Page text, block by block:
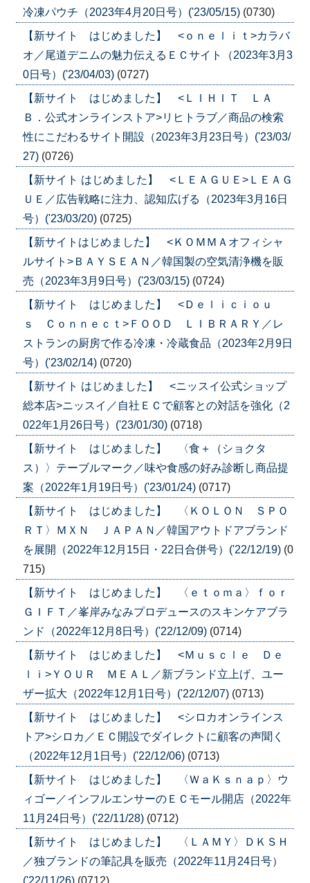
冷凍パウチ（2023年4月20日号）('23/05/15) (0730)
【新サイト はじめました】 <ｏｎｅｌｉｔ>カラバ
オ／尾道デニムの魅力伝えるＥＣサイト（2023年3月3
0日号）('23/04/03) (0727)
【新サイト はじめました】 <ＬＩＨＩＴ ＬＡ
Ｂ．公式オンラインストア>リヒトラブ／商品の検索
性にこだわるサイト開設（2023年3月23日号）('23/03/
27) (0726)
【新サイト はじめました】 <ＬＥＡＧＵＥ>ＬＥＡＧ
ＵＥ／広告戦略に注力、認知広げる（2023年3月16日
号）('23/03/20) (0725)
【新サイトはじめました】 <ＫＯＭＭＡオフィシャ
ルサイト>ＢＡＹＳＥＡＮ／韓国製の空気清浄機を販
売（2023年3月9日号）('23/03/15) (0724)
【新サイト はじめました】 <Ｄｅｌｉｃｉｏｕ
ｓ Ｃｏｎｎｅｃｔ>ＦＯＯＤ ＬＩＢＲＡＲＹ／レ
ストランの厨房で作る冷凍・冷蔵食品（2023年2月9日
号）('23/02/14) (0720)
【新サイト はじめました】 <ニッスイ公式ショップ
総本店>ニッスイ／自社ＥＣで顧客との対話を強化（2
022年1月26日号）('23/01/30) (0718)
【新サイト はじめました】 〈食＋（ショクタ
ス）〉テーブルマーク／味や食感の好み診断し商品提
案（2022年1月19日号）('23/01/24) (0717)
【新サイト はじめました】 〈ＫＯＬＯＮ ＳＰＯ
ＲＴ〉ＭＸＮ ＪＡＰＡＮ／韓国アウトドアブランド
を展開（2022年12月15日・22日合併号）('22/12/19) (0
715)
【新サイト はじめました】 〈ｅｔｏｍａ〉ｆｏｒ
ＧＩＦＴ／峯岸みなみプロデュースのスキンケアブラ
ンド（2022年12月8日号）('22/12/09) (0714)
【新サイト はじめました】 <Ｍｕｓｃｌｅ Ｄｅ
ｌｉ>ＹＯＵＲ ＭＥＡＬ／新ブランド立上げ、ユー
ザー拡大（2022年12月1日号）('22/12/07) (0713)
【新サイト はじめました】 <シロカオンラインス
トア>シロカ／ＥＣ開設でダイレクトに顧客の声聞く
（2022年12月1日号）('22/12/06) (0713)
【新サイト はじめました】 〈ＷａＫｓｎａｐ〉ウ
ィゴー／インフルエンサーのＥＣモール開店（2022年
11月24日号）('22/11/28) (0712)
【新サイト はじめました】 〈ＬＡＭＹ〉ＤＫＳＨ
／独ブランドの筆記具を販売（2022年11月24日号）